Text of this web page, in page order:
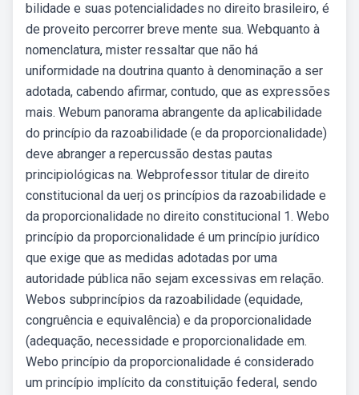
bilidade e suas potencialidades no direito brasileiro, é
de proveito percorrer breve mente sua. Webquanto à
nomenclatura, mister ressaltar que não há
uniformidade na doutrina quanto à denominação a ser
adotada, cabendo afirmar, contudo, que as expressões
mais. Webum panorama abrangente da aplicabilidade
do princípio da razoabilidade (e da proporcionalidade)
deve abranger a repercussão destas pautas
principiológicas na. Webprofessor titular de direito
constitucional da uerj os princípios da razoabilidade e
da proporcionalidade no direito constitucional 1. Webo
princípio da proporcionalidade é um princípio jurídico
que exige que as medidas adotadas por uma
autoridade pública não sejam excessivas em relação.
Webos subprincípios da razoabilidade (equidade,
congruência e equivalência) e da proporcionalidade
(adequação, necessidade e proporcionalidade em.
Webo princípio da proporcionalidade é considerado
um princípio implícito da constituição federal, sendo